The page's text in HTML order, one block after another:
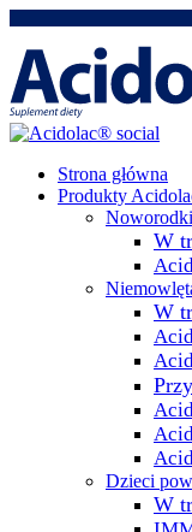
Strona główna
Produkty
W
W
Dzieci
W